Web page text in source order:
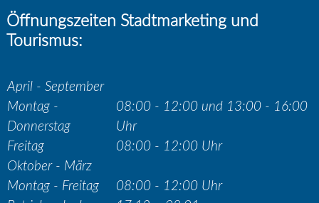
Öffnungszeiten Stadtmarketing und
Tourismus:
April - September
Montag -
Donnerstag
08:00 - 12:00 und 13:00 - 16:00
Uhr
Freitag
08:00 - 12:00 Uhr
Oktober - März
Montag - Freitag
08:00 - 12:00 Uhr